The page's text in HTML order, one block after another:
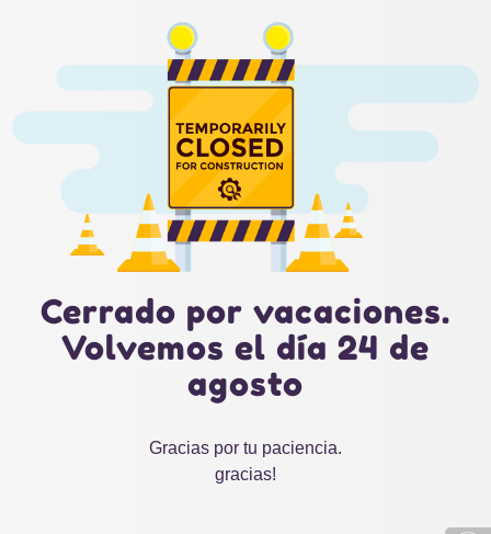
Cerrado por vacaciones.
Volvemos el día 24 de
agosto
Gracias por tu paciencia.
gracias!